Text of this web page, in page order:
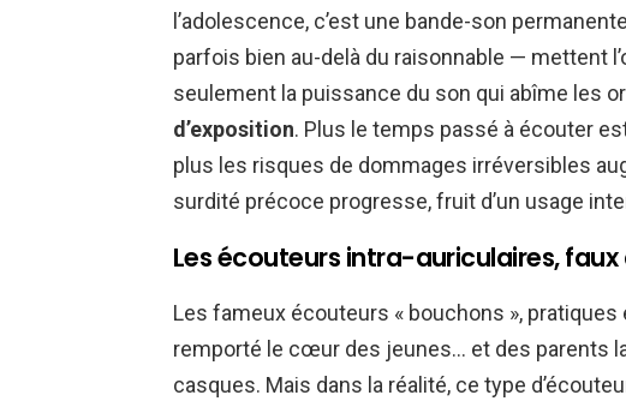
l’adolescence, c’est une bande-son
parfois bien au-delà du raisonnable — mettent
seulement la puissance du son qui abîme les
d’exposition. Plus le temps passé à écouter
plus les risques de dommages irréversibles
surdité précoce progresse, fruit d’un usage
Les écouteurs intra-auriculaires, faux
Les fameux écouteurs « bouchons »,
remporté le cœur des jeunes… et des parents
casques. Mais dans la réalité, ce type